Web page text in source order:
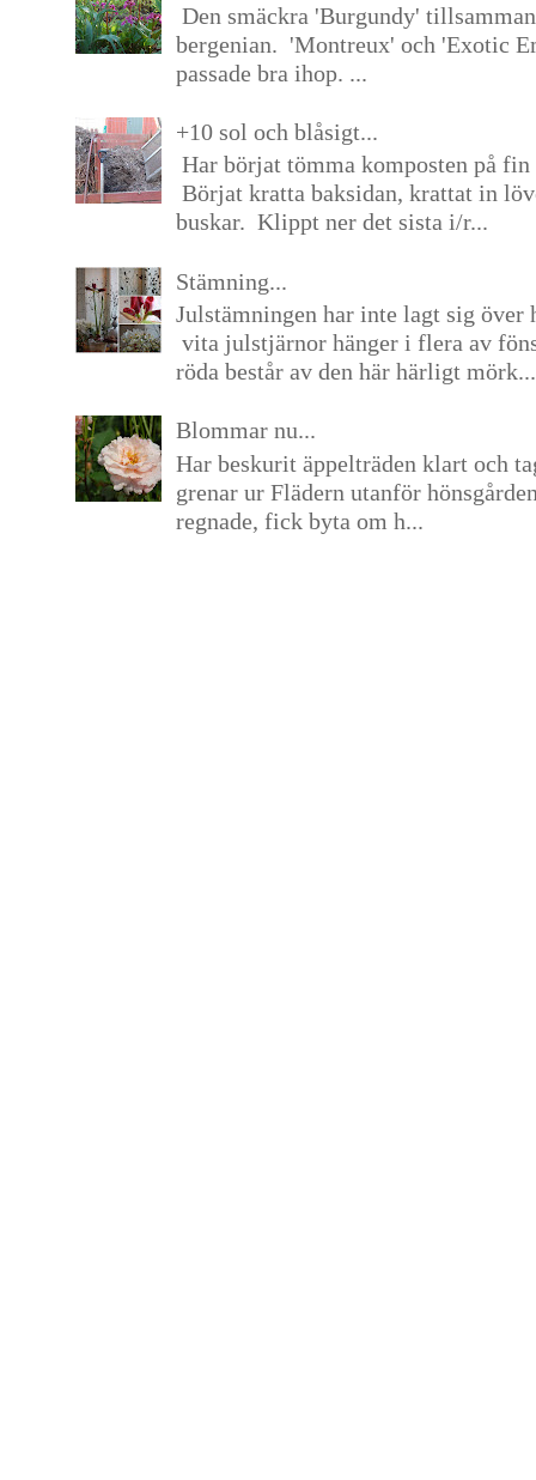
Den smäckra 'Burgundy'
bergenian. 'Montreux' och 'Exotic
passade bra ihop. ...
+10 sol och blåsigt...
Har börjat tömma komposten på
Börjat kratta baksidan, krattat in
buskar. Klippt ner det sista i/r...
Stämning...
Julstämningen har inte lagt sig över
vita julstjärnor hänger i flera av
röda består av den här härligt mörk...
Blommar nu...
Har beskurit äppelträden klart och
grenar ur Flädern utanför
regnade, fick byta om h...